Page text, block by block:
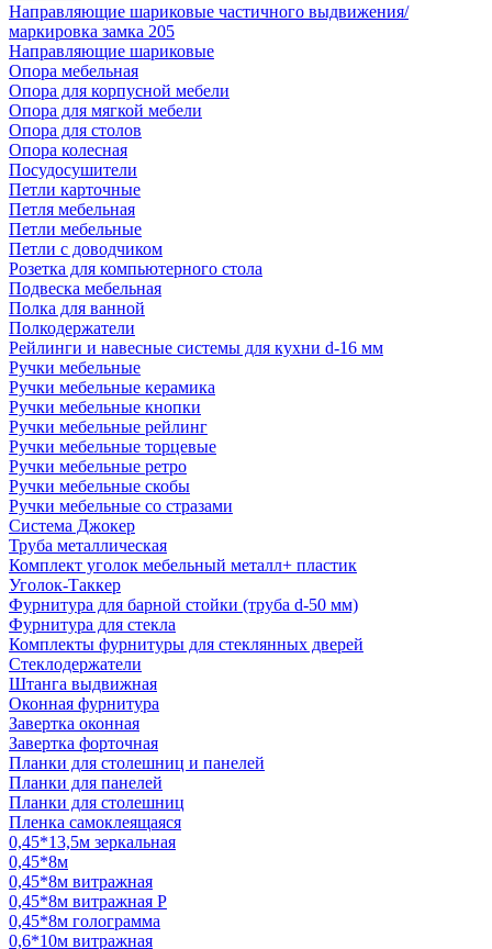
Направляющие шариковые частичного выдвижения/
маркировка замка 205
Направляющие шариковые
Опора мебельная
Опора для корпусной мебели
Опора для мягкой мебели
Опора для столов
Опора колесная
Посудосушители
Петли карточные
Петля мебельная
Петли мебельные
Петли с доводчиком
Розетка для компьютерного стола
Подвеска мебельная
Полка для ванной
Полкодержатели
Рейлинги и навесные системы для кухни d-16 мм
Ручки мебельные
Ручки мебельные керамика
Ручки мебельные кнопки
Ручки мебельные рейлинг
Ручки мебельные торцевые
Ручки мебельные ретро
Ручки мебельные скобы
Ручки мебельные со стразами
Система Джокер
Труба металлическая
Комплект уголок мебельный металл+ пластик
Уголок-Таккер
Фурнитура для барной стойки (труба d-50 мм)
Фурнитура для стекла
Комплекты фурнитуры для стеклянных дверей
Стеклодержатели
Штанга выдвижная
Оконная фурнитура
Завертка оконная
Завертка форточная
Планки для столешниц и панелей
Планки для панелей
Планки для столешниц
Пленка самоклеящаяся
0,45*13,5м зеркальная
0,45*8м
0,45*8м витражная
0,45*8м витражная Р
0,45*8м голограмма
0,6*10м витражная